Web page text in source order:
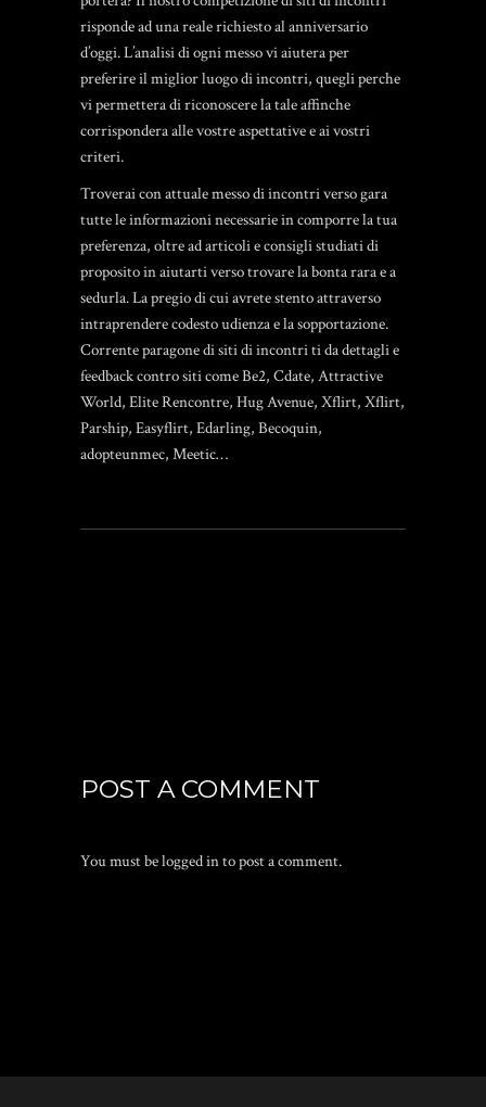
risponde ad una reale richiesto al anniversario
d’oggi. L’analisi di ogni messo vi aiutera per
preferire il miglior luogo di incontri, quegli perche
vi permettera di riconoscere la tale affinche
corrispondera alle vostre aspettative e ai vostri
criteri.
Troverai con attuale messo di incontri verso gara
tutte le informazioni necessarie in comporre la tua
preferenza, oltre ad articoli e consigli studiati di
proposito in aiutarti verso trovare la bonta rara e a
sedurla. La pregio di cui avrete stento attraverso
intraprendere codesto udienza e la sopportazione.
Corrente paragone di siti di incontri ti da dettagli e
feedback contro siti come Be2, Cdate, Attractive
World, Elite Rencontre, Hug Avenue, Xflirt, Xflirt,
Parship, Easyflirt, Edarling, Becoquin,
adopteunmec, Meetic…
POST A COMMENT
You must belogged into post a comment.